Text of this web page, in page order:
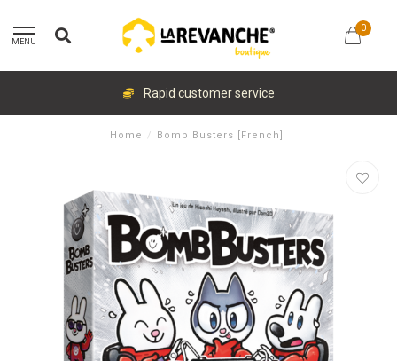
MENU
0
Rapid customer service
Home / Bomb Busters [French]